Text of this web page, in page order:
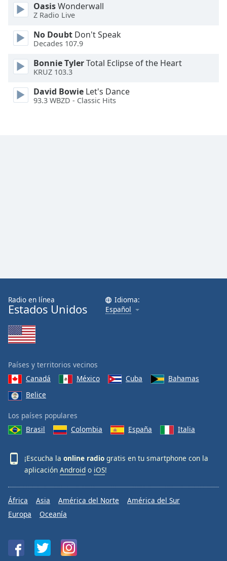
Size
Text
Edge
Style
OasisWonderwall
Z Radio Live
No Doubt Don't Speak
Decades 107.9
Bonnie TylerTotal Eclipse of the Heart
KRUZ 103.3
David Bowie Let's Dance
93.3 WBZD - Classic Hits
Radio en línea
Estados Unidos
Idioma:
Español
Países y territorios vecinos
Canadá
México Cuba
Bahamas
Belice
Los países populares
Brasil
Colombia España Italia
¡Escucha la online radio gratis en tu smartphone con la
aplicación Android o iOS!
África Asia América del Norte
América del Sur
Europa
Oceanía